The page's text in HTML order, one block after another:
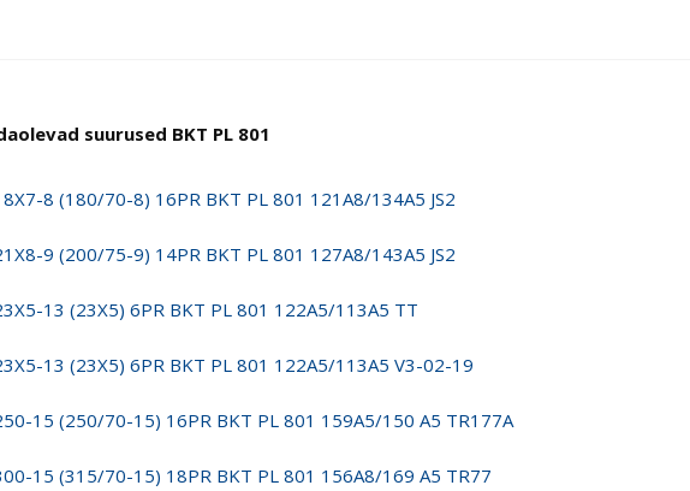
suurused BKT PL 801
8 (180/70-8) 16PR BKT PL 801 121A8/134A5 JS2
9 (200/75-9) 14PR BKT PL 801 127A8/143A5 JS2
13 (23X5) 6PR BKT PL 801 122A5/113A5 TT
13 (23X5) 6PR BKT PL 801 122A5/113A5 V3-02-19
15 (250/70-15) 16PR BKT PL 801 159A5/150 A5 TR177A
15 (315/70-15) 18PR BKT PL 801 156A8/169 A5 TR77